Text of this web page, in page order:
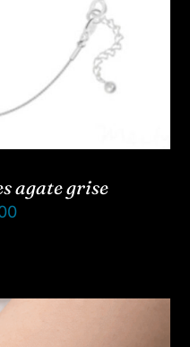
agate grise